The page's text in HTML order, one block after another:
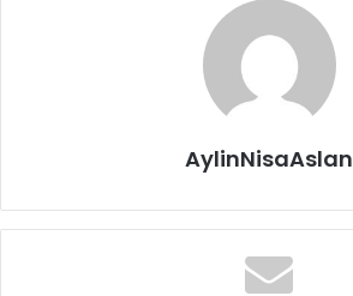
AylinNisaAslan